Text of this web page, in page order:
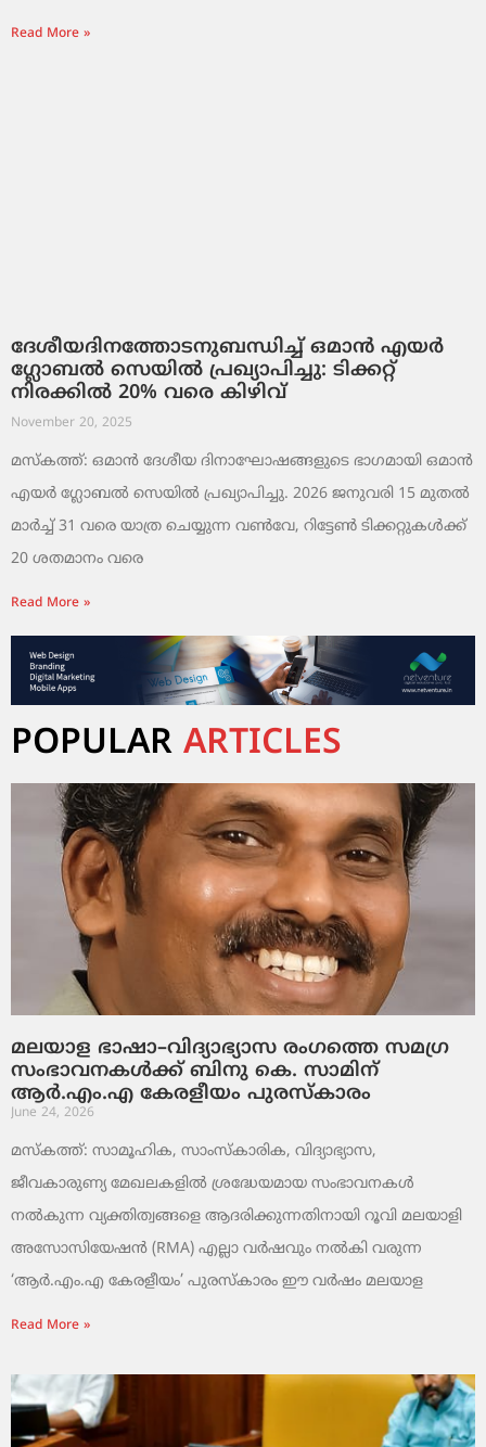
Read More »
ദേശീയദിനത്തോടനുബന്ധിച്ച് ഒമാൻ എയർ
ഗ്ലോബൽ സെയിൽ പ്രഖ്യാപിച്ചു: ടിക്കറ്റ്
നിരക്കിൽ 20% വരെ കിഴിവ്
November 20, 2025
മസ്‌കത്ത്: ഒമാൻ ദേശീയ ദിനാഘോഷങ്ങളുടെ ഭാഗമായി ഒമാൻ
എയർ ഗ്ലോബൽ സെയിൽ പ്രഖ്യാപിച്ചു. 2026 ജനുവരി 15 മുതൽ
മാർച്ച് 31 വരെ യാത്ര ചെയ്യുന്ന വൺവേ, റിട്ടേൺ ടിക്കറ്റുകൾക്ക്
20 ശതമാനം വരെ
Read More »
POPULAR ARTICLES
മലയാള ഭാഷാ–വിദ്യാഭ്യാസ രംഗത്തെ സമഗ്ര
സംഭാവനകൾക്ക് ബിനു കെ. സാമിന്
ആർ.എം.എ കേരളീയം പുരസ്‌കാരം
June 24, 2026
മസ്കത്ത്: സാമൂഹിക, സാംസ്‌കാരിക, വിദ്യാഭ്യാസ,
ജീവകാരുണ്യ മേഖലകളിൽ ശ്രദ്ധേയമായ സംഭാവനകൾ
നൽകുന്ന വ്യക്തിത്വങ്ങളെ ആദരിക്കുന്നതിനായി റൂവി മലയാളി
അസോസിയേഷൻ (RMA) എല്ലാ വർഷവും നൽകി വരുന്ന
‘ആർ.എം.എ കേരളീയം’ പുരസ്‌കാരം ഈ വർഷം മലയാള
Read More »